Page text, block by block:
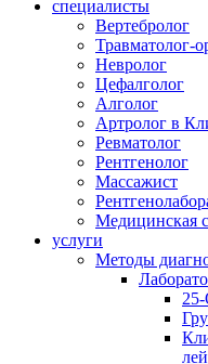
специалисты
Вертебролог
Травматолог-
Невролог
Цефалголог
Алголог
Артролог в
Ревматолог
Рентгенолог
Массажист
Медицинская
услуги
Методы